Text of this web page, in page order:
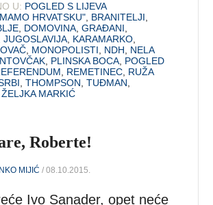
U: POGLED S LIJEVA
HRVATSKU", BRANITELJI,
, DOMOVINA,GRAĐANI,
JUGOSLAVIJA, KARAMARKO,
, MONOPOLISTI, NDH, NELA
, PLINSKA BOCA, POGLED
, REMETINEC, RUŽA
,THOMPSON,TUĐMAN,
ŽELJKA MARKIĆ
Roberte!
MIJIĆ / 08.10.2015.
Ivo Sanader, opet neće